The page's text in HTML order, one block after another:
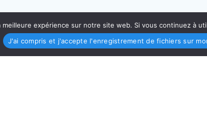
expérience sur notre site web. Si vous continuez à
J'ai compris et j'accepte l'enregistrement de fichiers sur